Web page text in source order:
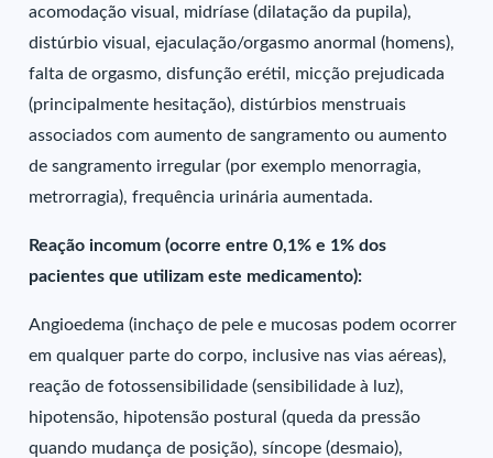
acomodação visual, midríase (dilatação da pupila),
distúrbio visual, ejaculação/orgasmo anormal (homens),
falta de orgasmo, disfunção erétil, micção prejudicada
(principalmente hesitação), distúrbios menstruais
associados com aumento de sangramento ou aumento
de sangramento irregular (por exemplo menorragia,
metrorragia), frequência urinária aumentada.
Reação incomum (ocorre entre 0,1% e 1% dos
pacientes que utilizam este medicamento):
Angioedema (inchaço de pele e mucosas podem ocorrer
em qualquer parte do corpo, inclusive nas vias aéreas),
reação de fotossensibilidade (sensibilidade à luz),
hipotensão, hipotensão postural (queda da pressão
quando mudança de posição), síncope (desmaio),